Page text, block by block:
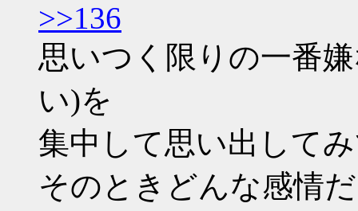
>>136
思いつく限りの一番
い)を
集中して思い出して
そのときどんな感情